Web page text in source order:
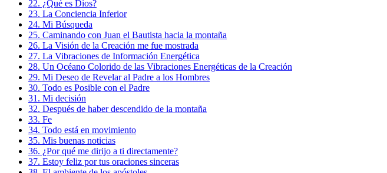
22. ¿Qué es Dios?
23. La Conciencia Inferior
24. Mi Búsqueda
25. Caminando con Juan el Bautista hacia la montaña
26. La Visión de la Creación me fue mostrada
27. La Vibraciones de Información Energética
28. Un Océano Colorido de las Vibraciones Energéticas de la Creación
29. Mi Deseo de Revelar al Padre a los Hombres
30. Todo es Posible con el Padre
31. Mi decisión
32. Después de haber descendido de la montaña
33. Fe
34. Todo está en movimiento
35. Mis buenas noticias
36. ¿Por qué me dirijo a ti directamente?
37. Estoy feliz por tus oraciones sinceras